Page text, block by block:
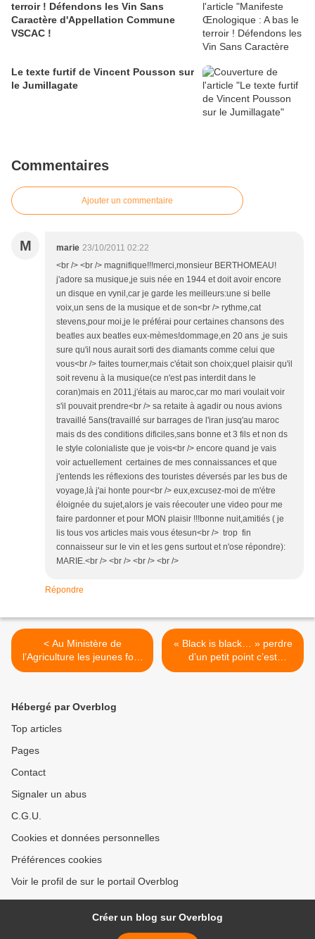
terroir ! Défendons les Vin Sans
Caractère d'Appellation Commune
VSCAC !
Le texte furtif de Vincent Pousson sur
le Jumillagate
Commentaires
Ajouter un commentaire
M marie 23/10/2011 02:22
<br /> <br /> magnifique!!!merci,monsieur BERTHOMEAU!
j'adore sa musique,je suis née en 1944 et doit avoir encore
un disque en vynil,car je garde les meilleurs:une si belle
voix,un sens de la musique et de son<br /> rythme,cat
stevens,pour moi,je le préférai pour certaines chansons des
beatles aux beatles eux-mèmes!dommage,en 20 ans ,je suis
sure qu'il nous aurait sorti des diamants comme celui que
vous<br /> faites tourner,mais c'était son choix;quel plaisir qu'il
soit revenu à la musique(ce n'est pas interdit dans le
coran)mais en 2011,j'étais au maroc,car mo mari voulait voir
s'il pouvait prendre<br /> sa retaite à agadir ou nous avions
travaillé 5ans(travaillé sur barrages de l'iran jusq'au maroc
mais ds des conditions dificiles,sans bonne et 3 fils et non ds
le style colonialiste que je vois<br /> encore quand je vais
voir actuellement certaines de mes connaissances et que
j'entends les réflexions des touristes déversés par les bus de
voyage,là j'ai honte pour<br /> eux,excusez-moi de m'étre
éloignée du sujet,alors je vais réecouter une video pour me
faire pardonner et pour MON plaisir !!!bonne nuit,amitiés ( je
lis tous vos articles mais vous étesun<br /> trop fin
connaisseur sur le vin et les gens surtout et n'ose répondre):
MARIE.<br /> <br /> <br /> <br />
Répondre
< Au Ministère de
l’Agriculture les jeunes font
la FOIRE, aux VINS bien
« Black is black… » perdre
d’un petit point c’est
l’horreur pour les joueurs
Hébergé par Overblog
Top articles
Pages
Contact
Signaler un abus
C.G.U.
Cookies et données personnelles
Préférences cookies
Voir le profil de sur le portail Overblog
Créer un blog sur Overblog